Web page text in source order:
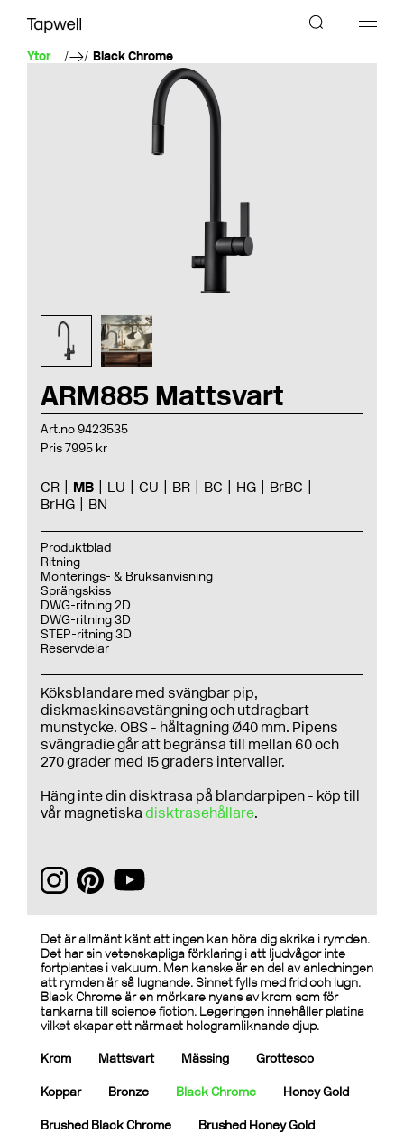
Ytor Black Chrome
ARM885 Mattsvart
Art.no 9423535
Pris 7995 kr
CR MB LU CU BR BC HG
BrBC
BrHG
BN
Produktblad
Ritning
Monterings- & Bruksanvisning
Sprängskiss
DWG-ritning 2D
DWG-ritning 3D
STEP-ritning 3D
Reservdelar
Köksblandare med svängbar pip,
diskmaskinsavstängning och utdragbart
munstycke. OBS - håltagning Ø40 mm. Pipens
svängradie går att begränsa till mellan 60 och
270 grader med 15 graders intervaller.
Häng inte din disktrasa på blandarpipen - köp till
vår magnetiska disktrasehållare.
Det är allmänt känt att ingen kan höra dig skrika i rymden.
Det har sin vetenskapliga förklaring i att ljudvågor inte
fortplantas i vakuum. Men kanske är en del av anledningen
att rymden är så lugnande. Sinnet fylls med frid och lugn.
Black Chrome är en mörkare nyans av krom som för
tankarna till science fiction. Legeringen innehåller platina
vilket skapar ett närmast hologramliknande djup.
Krom Mattsvart Mässing Grottesco
Koppar Bronze Black Chrome Honey Gold
Brushed Black Chrome Brushed Honey Gold